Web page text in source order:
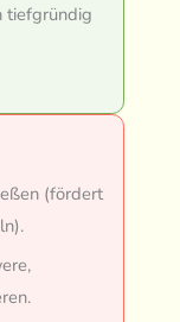
tiefgründig
(fördert